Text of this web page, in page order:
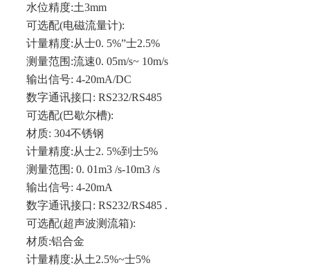
水位精度:土3mm
可选配(电磁流量计):
计量精度:从士0. 5%”士2.5%
测量范围:流速0. 05m/s~ 10m/s
输出信号: 4-20mA/DC
数字通讯接口: RS232/RS485
可选配(巴歇尔槽):
材质: 304不锈钢
计量精度:从士2. 5%到士5%
测量范围: 0. 01m3 /s-10m3 /s
输出信号: 4-20mA
数字通讯接口: RS232/RS485 .
可选配(超声波测流箱):
材质:铝合金
计量精度:从土2.5%~士5%